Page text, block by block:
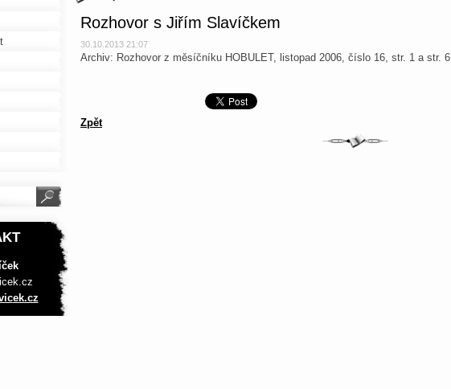
Rozhovor s Jiřím Slavíčkem
30.10.2013 21:07
Archiv: Rozhovor z měsíčníku HOBULET, listopad 2006, číslo 16, str. 1 a str. 6
Zpět
ek.cz